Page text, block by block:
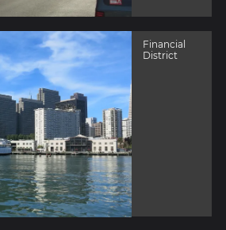
Financial
District